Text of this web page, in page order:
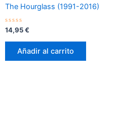
The Hourglass (1991-2016)
Valorado
con
0
14,95€
Añadir al carrito